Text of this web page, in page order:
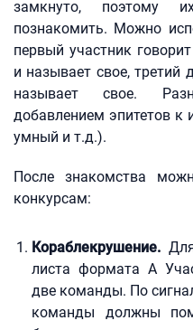
замкнуто, поэтому
познакомить. Можно
первый участник
и называет свое, третий
называет свое.
добавлением эпитетов к
умный и т.д.).
После знакомства
конкурсам:
Кораблекрушение.
листа формата A
две команды. По
команды должны